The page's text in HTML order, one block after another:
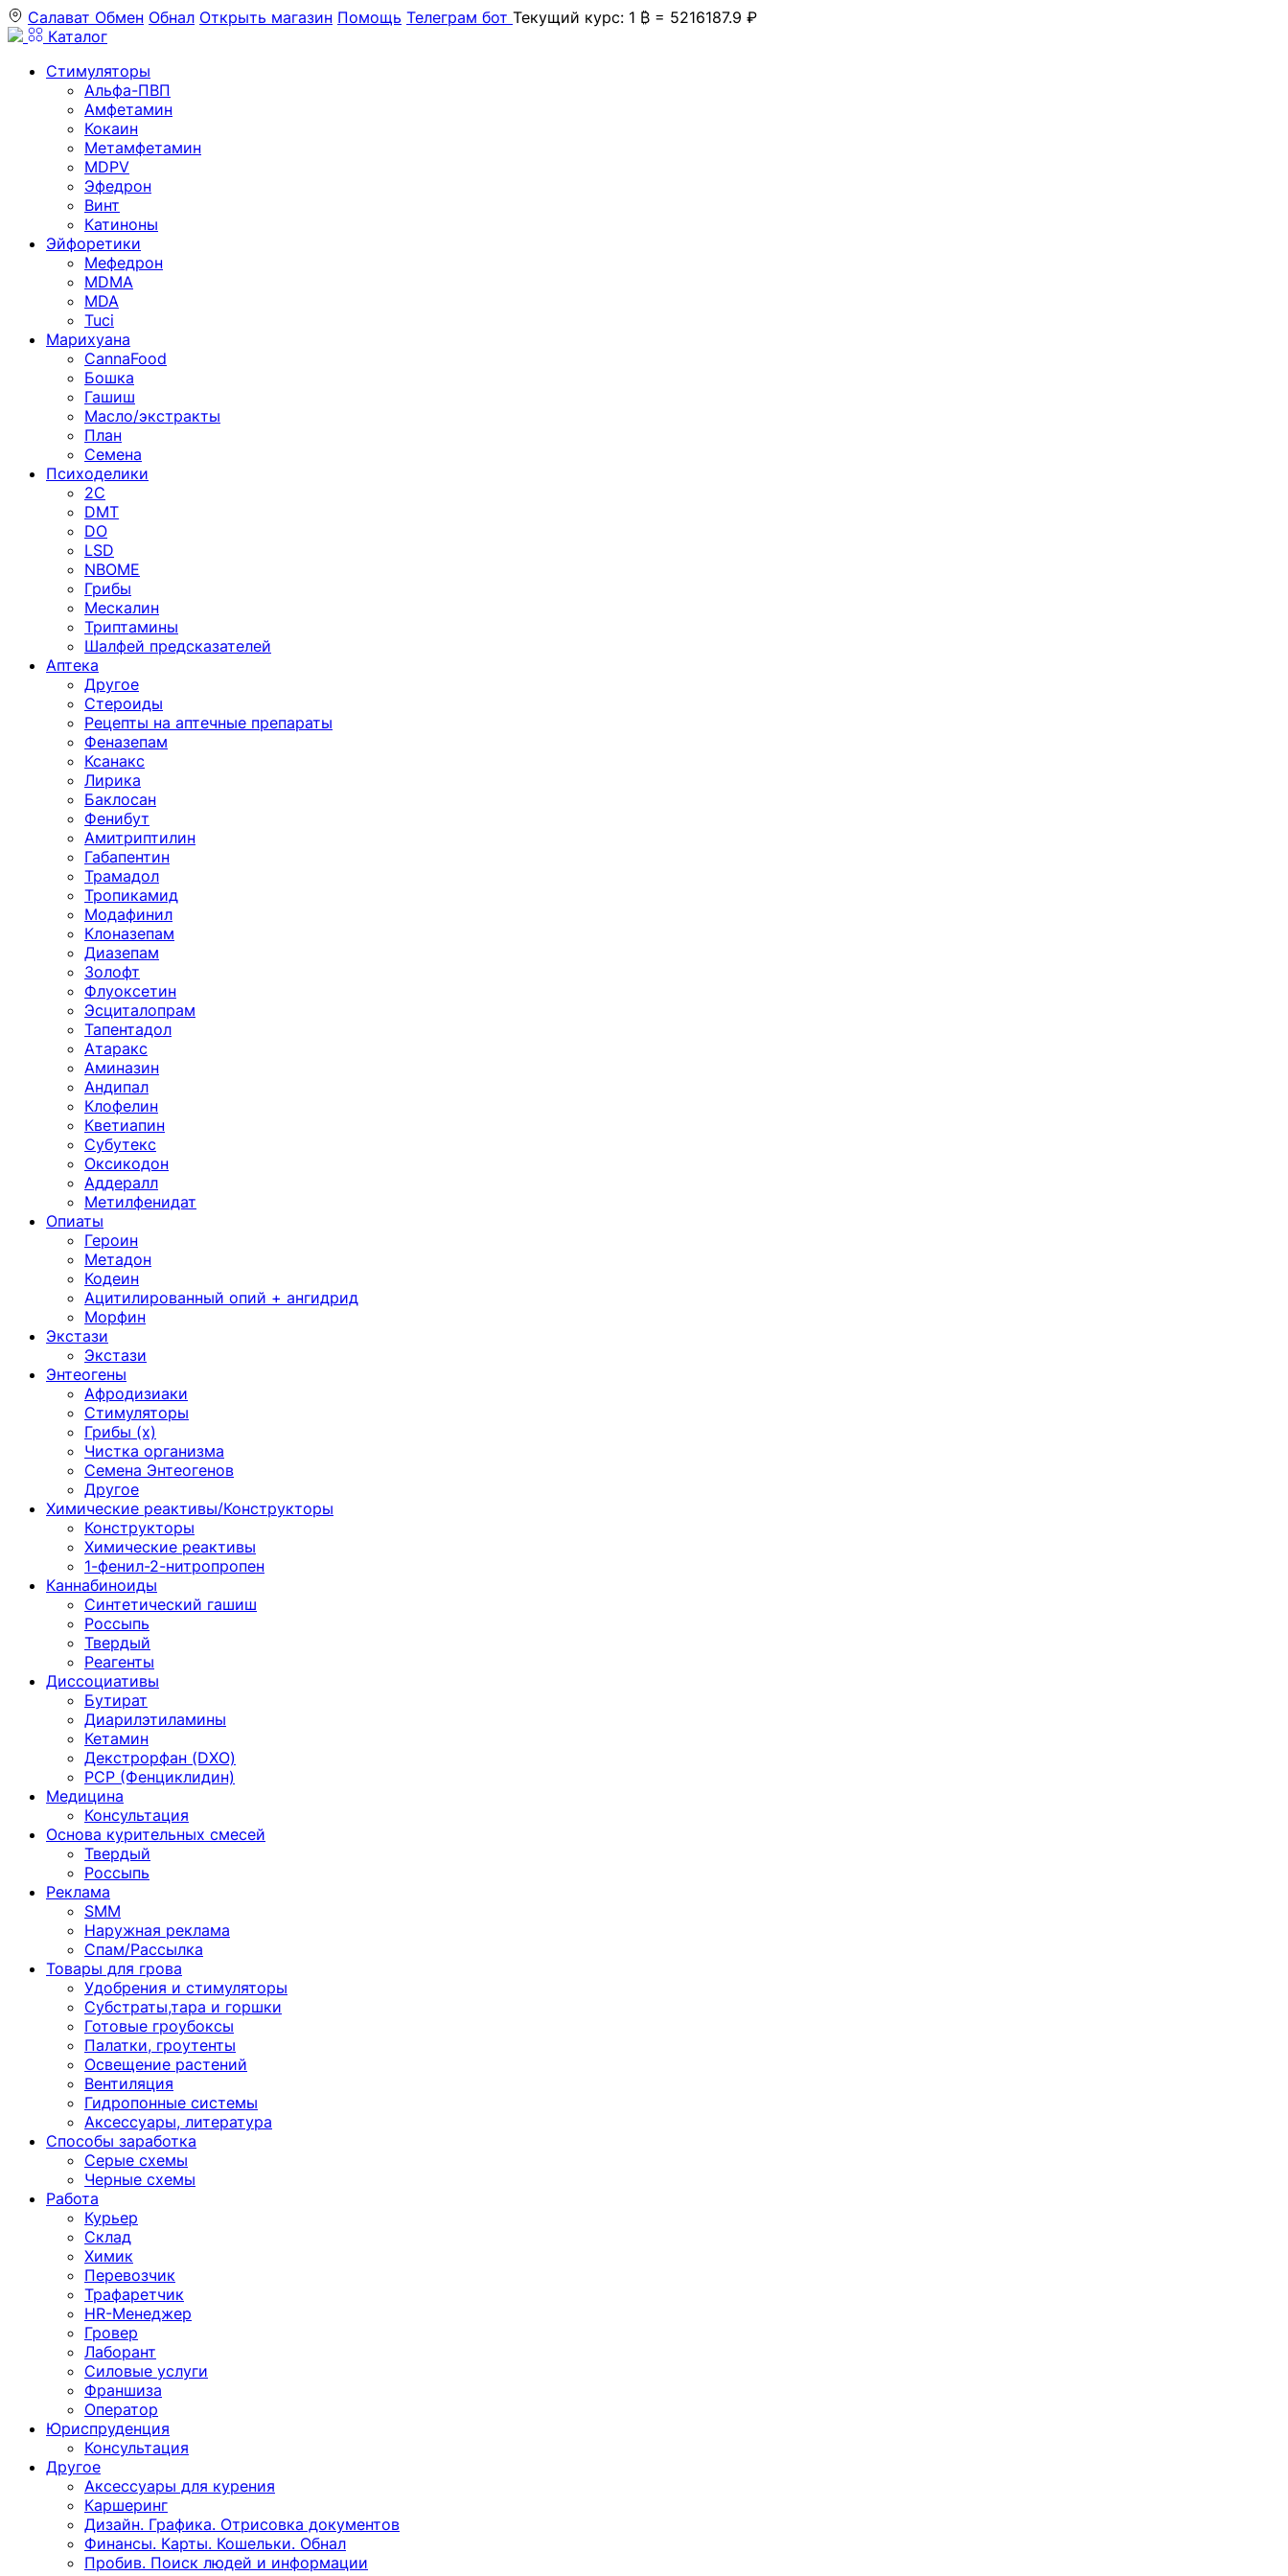
Салават Обмен Обнал Открыть магазин Помощь Телеграм бот Текущий курс: 1 ₿ = 5216187.9 ₽
Каталог
Стимуляторы
Альфа-ПВП
Амфетамин
Кокаин
Метамфетамин
MDPV
Эфедрон
Винт
Катиноны
Эйфоретики
Мефедрон
MDMA
MDA
Tuci
Марихуана
CannaFood
Бошка
Гашиш
Масло/экстракты
План
Семена
Психоделики
2C
DMT
DO
LSD
NBOME
Грибы
Мескалин
Триптамины
Шалфей предсказателей
Аптека
Другое
Стероиды
Рецепты на аптечные препараты
Феназепам
Ксанакс
Лирика
Баклосан
Фенибут
Амитриптилин
Габапентин
Трамадол
Тропикамид
Модафинил
Клоназепам
Диазепам
Золофт
Флуоксетин
Эсциталопрам
Тапентадол
Атаракс
Аминазин
Андипал
Клофелин
Кветиапин
Субутекс
Оксикодон
Аддералл
Метилфенидат
Опиаты
Героин
Метадон
Кодеин
Ацитилированный опий + ангидрид
Морфин
Экстази
Экстази
Энтеогены
Афродизиаки
Стимуляторы
Грибы (х)
Чистка организма
Семена Энтеогенов
Другое
Химические реактивы/Конструкторы
Конструкторы
Химические реактивы
1-фенил-2-нитропропен
Каннабиноиды
Синтетический гашиш
Россыпь
Твердый
Реагенты
Диссоциативы
Бутират
Диарилэтиламины
Кетамин
Декстрорфан (DXO)
PCP (Фенциклидин)
Медицина
Консультация
Основа курительных смесей
Твердый
Россыпь
Реклама
SMM
Наружная реклама
Спам/Рассылка
Товары для грова
Удобрения и стимуляторы
Субстраты,тара и горшки
Готовые гроубоксы
Палатки, гроутенты
Освещение растений
Вентиляция
Гидропонные системы
Аксессуары, литература
Способы заработка
Серые схемы
Черные схемы
Работа
Курьер
Склад
Химик
Перевозчик
Трафаретчик
HR-Менеджер
Гровер
Лаборант
Силовые услуги
Франшиза
Оператор
Юриспруденция
Консультация
Другoе
Аксессуары для курения
Каршеринг
Дизайн. Графика. Отрисовка документов
Финансы. Карты. Кошельки. Обнал
Пробив. Поиск людей и информации